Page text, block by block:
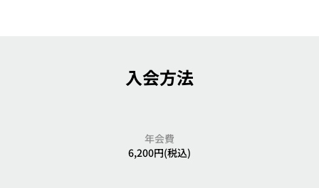
入会方法
年会費
6,200円(税込)